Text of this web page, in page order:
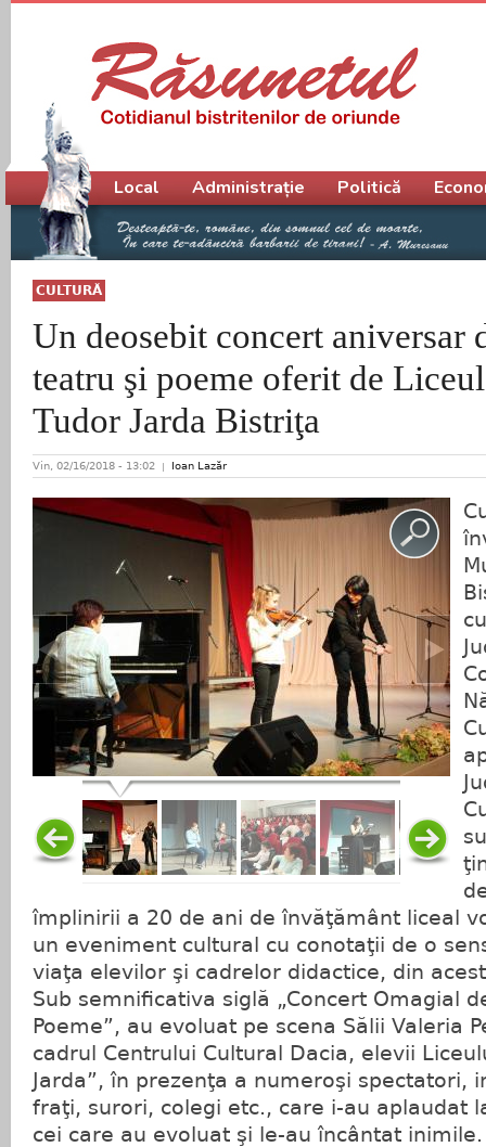
CULTURĂ
Un deosebit concert aniversar
teatru şi poeme oferit de
Tudor Jarda Bistriţa
Vin, 02/16/2018 - 13:02 Ioan Lazăr
împlinirii a 20 de ani de învăţământ liceal
un eveniment cultural cu conotaţii de o
viaţa elevilor şi cadrelor didactice, din
Sub semnificativa siglă „Concert Omagial
Poeme”, au evoluat pe scena Sălii Valeria
cadrul Centrului Cultural Dacia, elevii
Jarda”, în prezenţa a numeroşi spectatori,
fraţi, surori, colegi etc., care i-au aplaudat
cei care au evoluat şi le-au încântat inimile.
Meniu principal
Local Administrație Politică